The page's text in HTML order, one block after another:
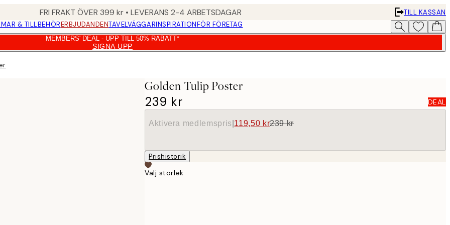
FRI FRAKT ÖVER 399 kr • LEVERANS 2-4 ARBETSDAGAR
TILL KASSAN
& TILLBEHÖRERBJUDANDENTAVELVÄGGARINSPIRATIONFÖR FÖRETAG
MEMBERS' DEAL - UPP TILL 50% RABATT*
SIGNA UPP
Golden Tulip Poster
239 kr
DEAL
Aktivera medlemspris 119,50 kr239 kr
Prishistorik
Välj storlek